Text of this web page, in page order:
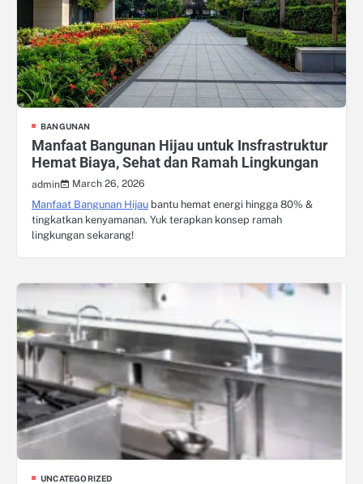
BANGUNAN
Manfaat Bangunan Hijau untuk Insfrastruktur
Hemat Biaya, Sehat dan Ramah Lingkungan
admin
March 26, 2026
Manfaat Bangunan Hijau bantu hemat energi hingga 80% &
tingkatkan kenyamanan. Yuk terapkan konsep ramah
lingkungan sekarang!
UNCATEGORIZED